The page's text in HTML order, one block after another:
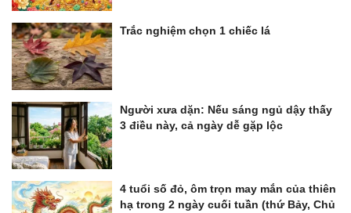
Trắc nghiệm chọn 1 chiếc lá
Người xưa dặn: Nếu sáng ngủ dậy thấy
3 điều này, cả ngày dễ gặp lộc
4 tuổi số đỏ, ôm trọn may mắn của thiên
hạ trong 2 ngày cuối tuần (thứ Bảy, Chủ